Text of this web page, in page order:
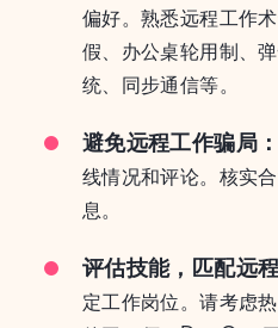
偏好。熟悉远程工作
假、办公桌轮用制、
统、同步通信等。
避免远程工作骗局
线情况和评论。核实
息。
评估技能，匹配远
定工作岗位。请考虑